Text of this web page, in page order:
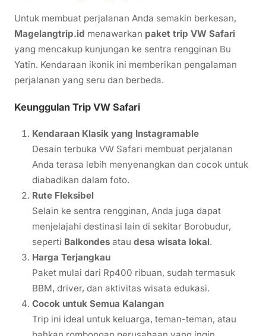
Untuk membuat perjalanan Anda semakin berkesan,
Magelangtrip.id menawarkan paket trip VW Safari
yang mencakup kunjungan ke sentra rengginan Bu
Yatin. Kendaraan ikonik ini memberikan pengalaman
perjalanan yang seru dan berbeda.
Keunggulan Trip VW Safari
Kendaraan Klasik yang Instagramable
Desain terbuka VW Safari membuat perjalanan
Anda terasa lebih menyenangkan dan cocok untuk
diabadikan dalam foto.
Rute Fleksibel
Selain ke sentra rengginan, Anda juga dapat
menjelajahi destinasi lain di sekitar Borobudur,
seperti Balkondes atau desa wisata lokal.
Harga Terjangkau
Paket mulai dari Rp400 ribuan, sudah termasuk
BBM, driver, dan aktivitas wisata edukasi.
Cocok untuk Semua Kalangan
Trip ini ideal untuk keluarga, teman-teman, atau